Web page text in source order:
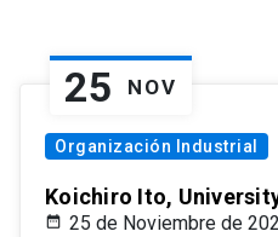
25 NOV
Organización Industrial
Koichiro Ito,
25 de Noviembre de